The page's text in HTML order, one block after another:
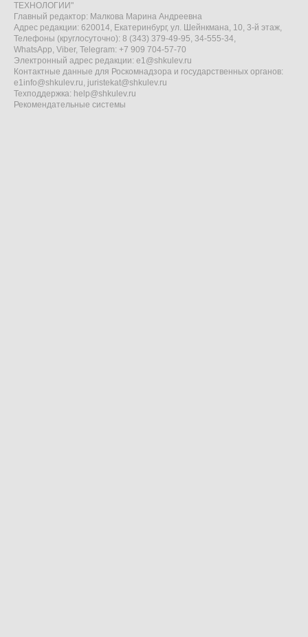
ТЕХНОЛОГИИ"
Главный редактор: Малкова Марина Андреевна
Адрес редакции: 620014, Екатеринбург, ул. Шейнкмана, 10, 3-й этаж,
Телефоны (круглосуточно): 8 (343) 379-49-95, 34-555-34,
WhatsApp, Viber, Telegram: +7 909 704-57-70
Электронный адрес редакции: e1@shkulev.ru
Контактные данные для Роскомнадзора и государственных органов:
e1info@shkulev.ru, juristekat@shkulev.ru
Техподдержка: help@shkulev.ru
Рекомендательные системы